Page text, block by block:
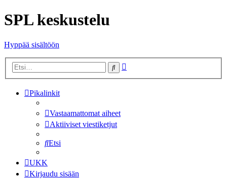
SPL keskustelu
Hyppää sisältöön
Etsi
Pikalinkit
Vastaamattomat aiheet
Aktiiviset viestiketjut
Etsi
UKK
Kirjaudu sisään